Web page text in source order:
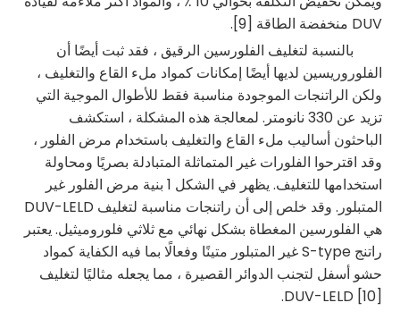
DUV منخفضة الطاقة [9].
بالنسبة لتغليف الفلورسين الرقيق ، فقد ثبت أيضًا أن
الفلوروريسين لديها أيضًا إمكانات كمواد ملء القاع والتغليف ،
ولكن الراتنجات الموجودة مناسبة فقط للأطوال الموجية التي
تزيد عن 330 نانومتر. لمعالجة هذه المشكلة ، استكشف
الباحثون أساليب ملء القاع والتغليف باستخدام مرض الفلور ،
وقد اقترحوا الفلورات غير المتماثلة المتبادلة بصريًا ومحاولة
استخدامها للتغليف. يظهر في الشكل 1 بنية مرض الفلور غير
المتبلور. وقد خلص إلى أن راتنجات مناسبة لتغليف DUV-LELD
هي الفلورسين المغطاة بشكل نهائي مع ثلاثي فلوروميثيل. يعتبر
راتنج S-type غير المتبلور متينًا وفعالًا بما فيه الكفاية كمواد
حشو أسفل لتجنب الدوائر القصيرة ، مما يجعله مثاليًا لتغليف
DUV-LELD [10].